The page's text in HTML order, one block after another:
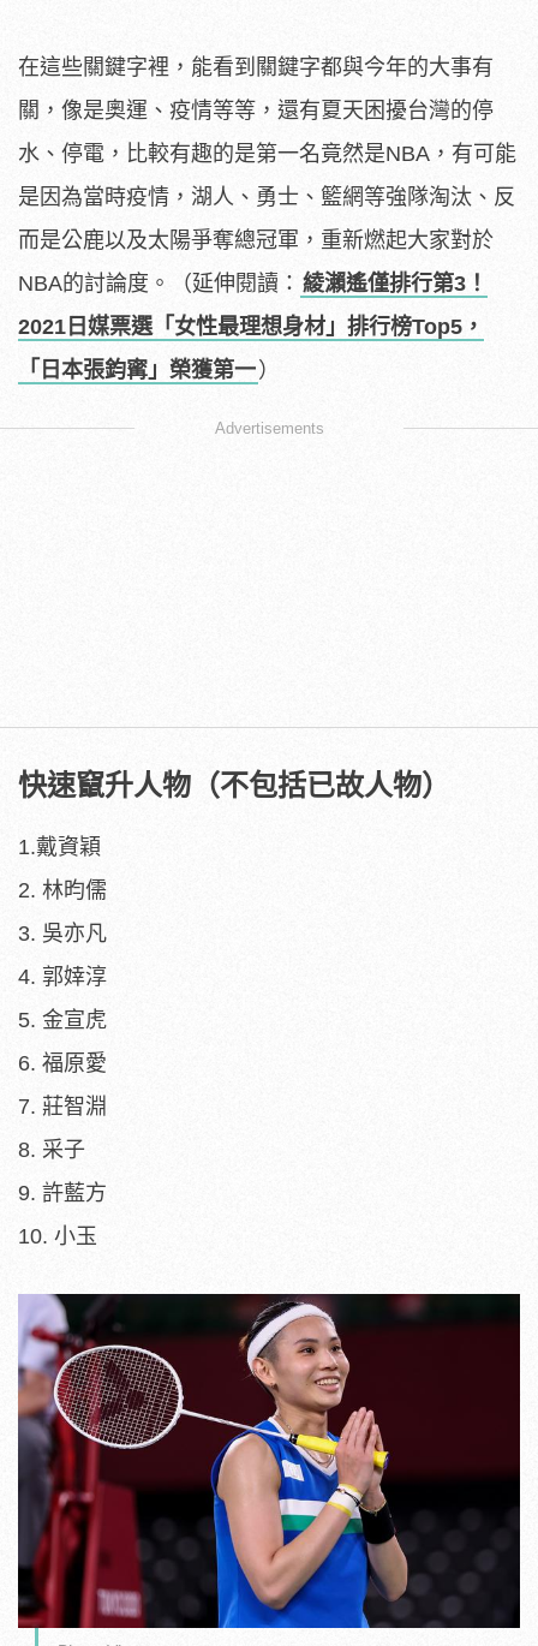
在這些關鍵字裡，能看到關鍵字都與今年的大事有
關，像是奧運、疫情等等，還有夏天困擾台灣的停
水、停電，比較有趣的是第一名竟然是NBA，有可能
是因為當時疫情，湖人、勇士、籃網等強隊淘汰、反
而是公鹿以及太陽爭奪總冠軍，重新燃起大家對於
NBA的討論度。（延伸閱讀： 綾瀨遙僅排行第3！
2021日媒票選「女性最理想身材」排行榜Top5，
「日本張鈞寗」榮獲第一）
Advertisements
快速竄升人物（不包括已故人物）
1.戴資穎
2. 林昀儒
3. 吳亦凡
4. 郭婞淳
5. 金宣虎
6. 福原愛
7. 莊智淵
8. 采子
9. 許藍方
10. 小玉